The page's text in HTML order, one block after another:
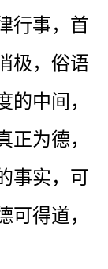
行事，首
极，俗语
的中间，
正为德，
事实，可
可得道，